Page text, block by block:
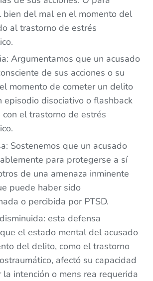
bien del mal en el momento del
al trastorno de estrés
Argumentamos que un acusado
de sus acciones o su
momento de cometer un delito
episodio disociativo o flashback
con el trastorno de estrés
Sostenemos que un acusado
para protegerse a sí
de una amenaza inminente
puede haber sido
o percibida por PTSD.
esta defensa
el estado mental del acusado
del delito, como el trastorno
afectó su capacidad
la intención o mens rea requerida